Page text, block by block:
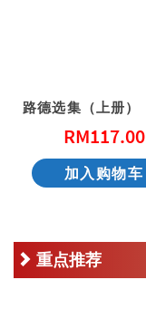
RM117.00
加入购物车
重点推荐